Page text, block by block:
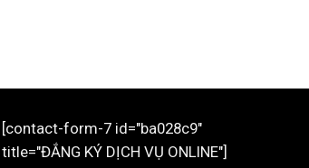
[contact-form-7 id="ba028c9"
title="ĐẮNG KÝ DỊCH VỤ ONLINE"]